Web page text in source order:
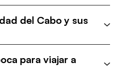
del Cabo y sus
para viajar a